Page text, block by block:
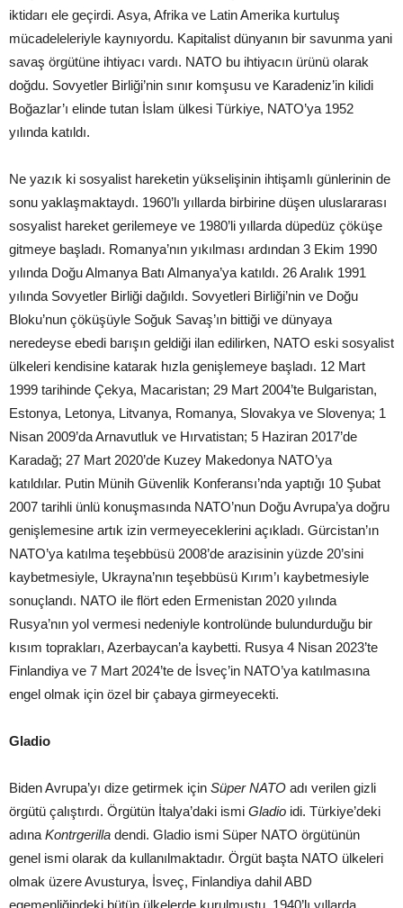
iktidarı ele geçirdi. Asya, Afrika ve Latin Amerika kurtuluş
mücadeleleriyle kaynıyordu. Kapitalist dünyanın bir savunma yani
savaş örgütüne ihtiyacı vardı. NATO bu ihtiyacın ürünü olarak
doğdu. Sovyetler Birliği’nin sınır komşusu ve Karadeniz’in kilidi
Boğazlar’ı elinde tutan İslam ülkesi Türkiye, NATO’ya 1952
yılında katıldı.
Ne yazık ki sosyalist hareketin yükselişinin ihtişamlı günlerinin de
sonu yaklaşmaktaydı. 1960’lı yıllarda birbirine düşen uluslararası
sosyalist hareket gerilemeye ve 1980’li yıllarda düpedüz çöküşe
gitmeye başladı. Romanya’nın yıkılması ardından 3 Ekim 1990
yılında Doğu Almanya Batı Almanya’ya katıldı. 26 Aralık 1991
yılında Sovyetler Birliği dağıldı. Sovyetleri Birliği’nin ve Doğu
Bloku’nun çöküşüyle Soğuk Savaş’ın bittiği ve dünyaya
neredeyse ebedi barışın geldiği ilan edilirken, NATO eski sosyalist
ülkeleri kendisine katarak hızla genişlemeye başladı. 12 Mart
1999 tarihinde Çekya, Macaristan; 29 Mart 2004’te Bulgaristan,
Estonya, Letonya, Litvanya, Romanya, Slovakya ve Slovenya; 1
Nisan 2009’da Arnavutluk ve Hırvatistan; 5 Haziran 2017’de
Karadağ; 27 Mart 2020’de Kuzey Makedonya NATO’ya
katıldılar. Putin Münih Güvenlik Konferansı’nda yaptığı 10 Şubat
2007 tarihli ünlü konuşmasında NATO’nun Doğu Avrupa’ya doğru
genişlemesine artık izin vermeyeceklerini açıkladı. Gürcistan’ın
NATO’ya katılma teşebbüsü 2008’de arazisinin yüzde 20’sini
kaybetmesiyle, Ukrayna’nın teşebbüsü Kırım’ı kaybetmesiyle
sonuçlandı. NATO ile flört eden Ermenistan 2020 yılında
Rusya’nın yol vermesi nedeniyle kontrolünde bulundurduğu bir
kısım toprakları, Azerbaycan’a kaybetti. Rusya 4 Nisan 2023’te
Finlandiya ve 7 Mart 2024’te de İsveç’in NATO’ya katılmasına
engel olmak için özel bir çabaya girmeyecekti.
Gladio
Biden Avrupa’yı dize getirmek için Süper NATO adı verilen gizli
örgütü çalıştırdı. Örgütün İtalya’daki ismi Gladio idi. Türkiye’deki
adına Kontrgerilla dendi. Gladio ismi Süper NATO örgütünün
genel ismi olarak da kullanılmaktadır. Örgüt başta NATO ülkeleri
olmak üzere Avusturya, İsveç, Finlandiya dahil ABD
egemenliğindeki bütün ülkelerde kurulmuştu. 1940’lı yıllarda